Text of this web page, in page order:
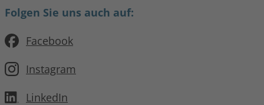
Folgen Sie uns auch auf:
Facebook
Instagram
LinkedIn